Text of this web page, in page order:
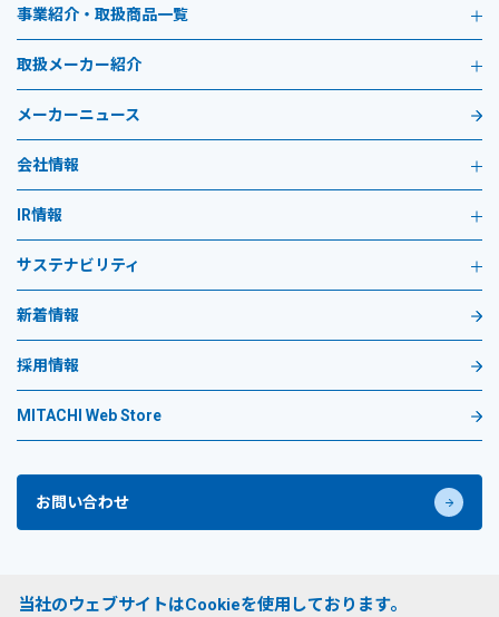
事業紹介・取扱商品一覧
取扱メーカー紹介
メーカーニュース
会社情報
IR情報
サステナビリティ
新着情報
採用情報
MITACHI Web Store
お問い合わせ
当社のウェブサイトはCookieを使用しております。